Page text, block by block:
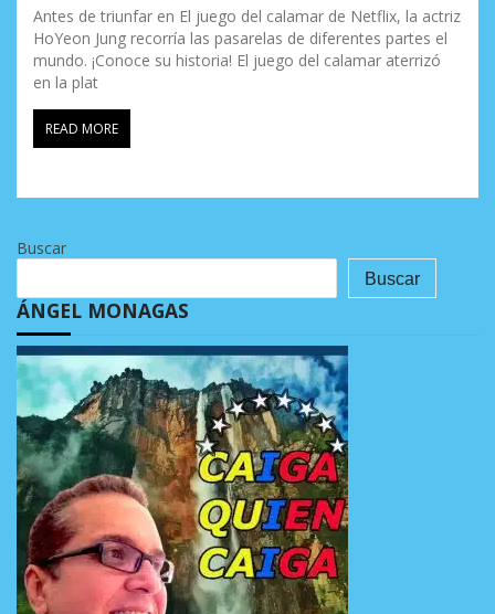
Antes de triunfar en El juego del calamar de Netflix, la actriz
HoYeon Jung recorría las pasarelas de diferentes partes el
mundo. ¡Conoce su historia! El juego del calamar aterrizó
en la plat
READ MORE
Buscar
Buscar
ÁNGEL MONAGAS